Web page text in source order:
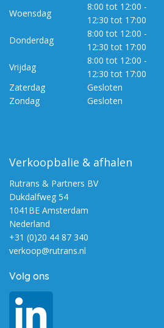
Woensdag
8:00 tot 12:00 -
12:30 tot 17:00
Donderdag
8:00 tot 12:00 -
12:30 tot 17:00
Vrijdag
8:00 tot 12:00 -
12:30 tot 17:00
Zaterdag
Gesloten
Zondag
Gesloten
Verkoopbalie & afhalen
Rutrans & Partners BV
Dukdalfweg 54
1041BE Amsterdam
Nederland
+31 (0)20 44 87 340
verkoop@rutrans.nl
Volg ons